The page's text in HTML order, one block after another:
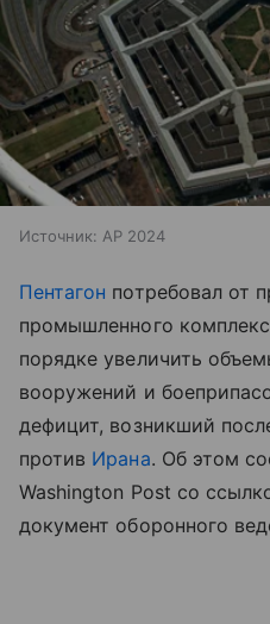
Источник: AP 2024
Пентагон потребовал от
промышленного
порядке увеличить
вооружений и
дефицит, возникший
против Ирана. Об этом
Washington Post со
документ оборонного